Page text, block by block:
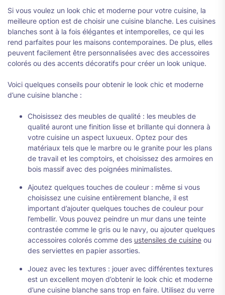
Si vous voulez un look chic et moderne pour votre cuisine, la
meilleure option est de choisir une cuisine blanche. Les cuisines
blanches sont à la fois élégantes et intemporelles, ce qui les
rend parfaites pour les maisons contemporaines. De plus, elles
peuvent facilement être personnalisées avec des accessoires
colorés ou des accents décoratifs pour créer un look unique.
Voici quelques conseils pour obtenir le look chic et moderne
d’une cuisine blanche :
Choisissez des meubles de qualité : les meubles de
qualité auront une finition lisse et brillante qui donnera à
votre cuisine un aspect luxueux. Optez pour des
matériaux tels que le marbre ou le granite pour les plans
de travail et les comptoirs, et choisissez des armoires en
bois massif avec des poignées minimalistes.
Ajoutez quelques touches de couleur : même si vous
choisissez une cuisine entièrement blanche, il est
important d’ajouter quelques touches de couleur pour
l’embellir. Vous pouvez peindre un mur dans une teinte
contrastée comme le gris ou le navy, ou ajouter quelques
accessoires colorés comme des ustensiles de cuisine ou
des serviettes en papier assorties.
Jouez avec les textures : jouer avec différentes textures
est un excellent moyen d’obtenir le look chic et moderne
d’une cuisine blanche sans trop en faire. Utilisez du verre